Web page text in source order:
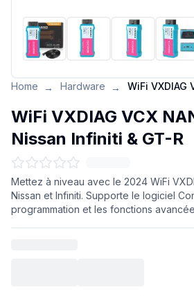
Home → Hardware →
WiFi VXDIAG VCX
Nissan Infiniti & GT-R
Mettez à niveau avec le 2024 WiFi
Nissan et Infiniti. Supporte le logiciel
programmation et les fonctions